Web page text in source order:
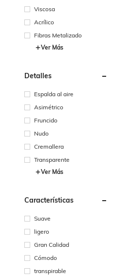
Viscosa
Acrílico
Fibras Metalizado
Ver Más
Detalles
Espalda al aire
Asimétrico
Fruncido
Nudo
Cremallera
Transparente
Ver Más
Características
Suave
ligero
Gran Calidad
Cómodo
transpirable